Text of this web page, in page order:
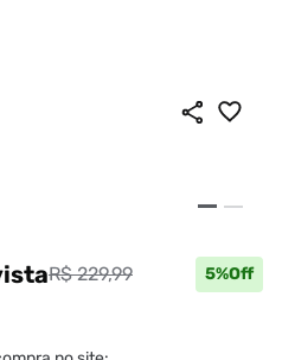
R$ 229,99 5%Off